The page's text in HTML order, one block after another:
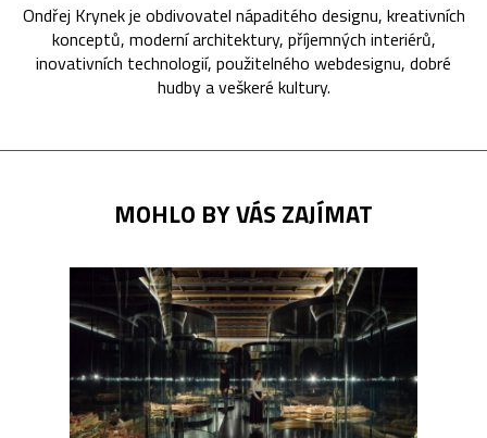
Ondřej Krynek je obdivovatel nápaditého designu, kreativních
konceptů, moderní architektury, příjemných interiérů,
inovativních technologií, použitelného webdesignu, dobré
hudby a veškeré kultury.
MOHLO BY VÁS ZAJÍMAT